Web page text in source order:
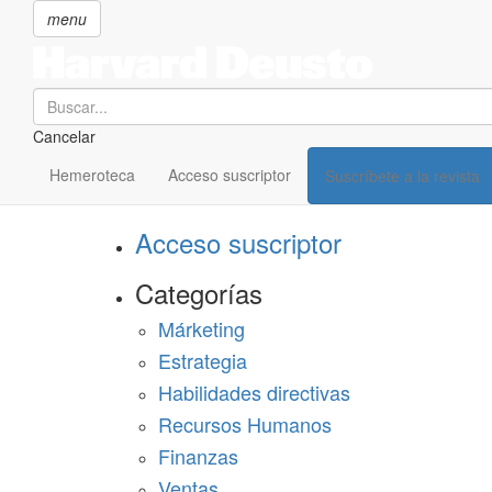
menu
Search
Cancelar
Hemeroteca Acceso suscriptor Suscríbete a la revista
SECCIONES
Suscríbete a Harvard Deusto
Acceso suscriptor
Categorías
Márketing
Estrategia
Habilidades directivas
Recursos Humanos
Finanzas